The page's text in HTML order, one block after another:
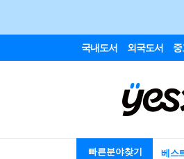
국내도서 외국도서
빠른분야찾기 베스